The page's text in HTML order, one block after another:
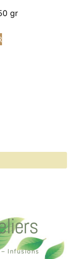
gr
Infusions